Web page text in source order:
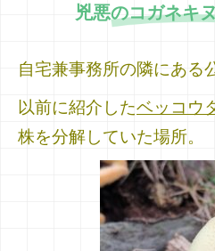
兇悪のコガネキ
自宅兼事務所の隣にある
以前に紹介したベッコウ
株を分解していた場所。